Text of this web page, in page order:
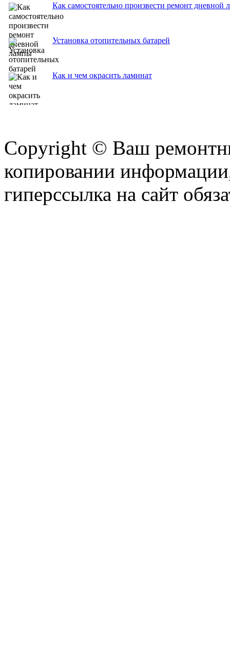
Как самостоятельно произвести ремонт дневной
Установка отопительных батарей
Как и чем окрасить ламинат
Copyright © Ваш
копировании
гиперссылка на сайт